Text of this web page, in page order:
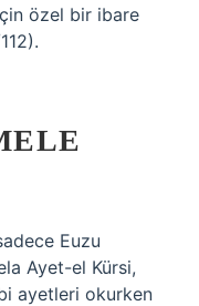
özel bir ibare
Euzu
Ayet-el Kürsi,
ayetleri okurken